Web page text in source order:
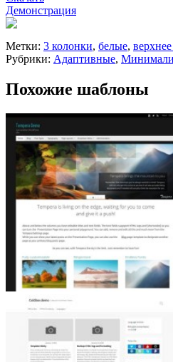
Демонстрация
Метки: 3 колонки, белые,
Рубрики: Адаптивные,
Похожие шаблоны